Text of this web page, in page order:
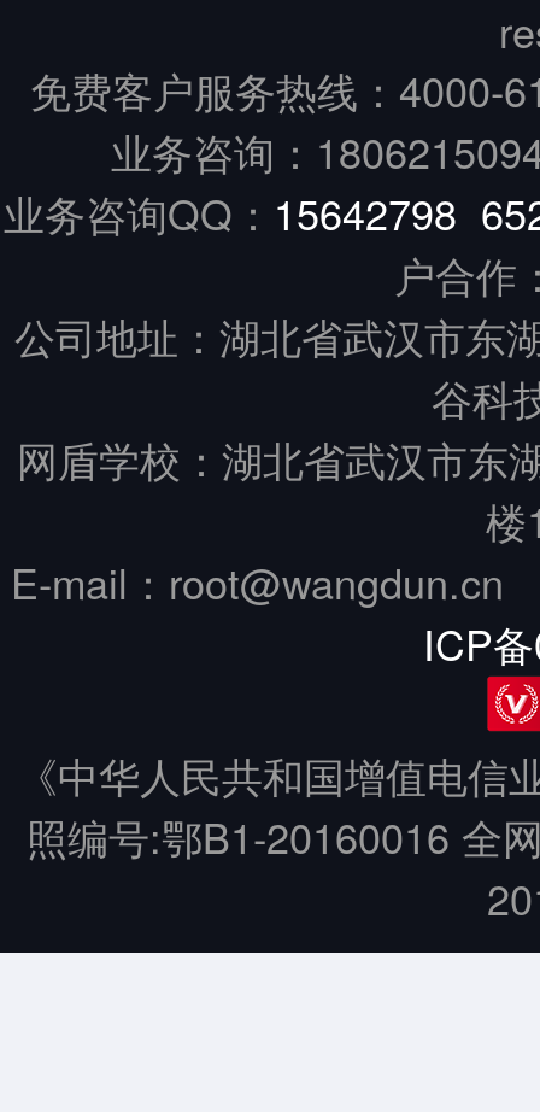
免费客户服务热线： 4000-
业务咨询：
业务咨询QQ： 15642798
户合作
公司地址：湖北省武汉市东
谷科
网盾学校：湖北省武汉市东
楼
E-mail：
ICP
《中华人民共和国增值电
照编号:鄂B1-20160016 全